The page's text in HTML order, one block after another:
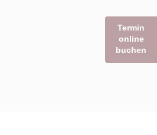
Termin
online
buchen